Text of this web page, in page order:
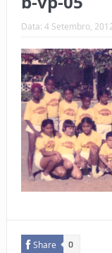
Data: 4 Setembro,
Share 0